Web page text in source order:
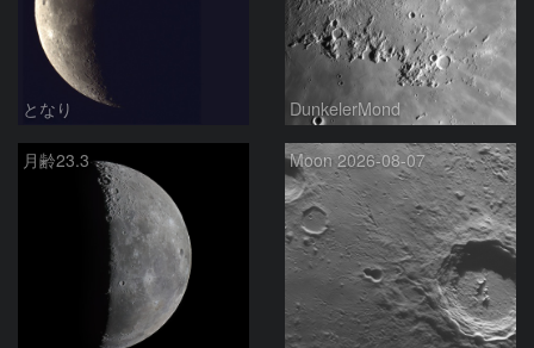
となり DunkelerMond
月齢23.3 Moon 2026-08-07